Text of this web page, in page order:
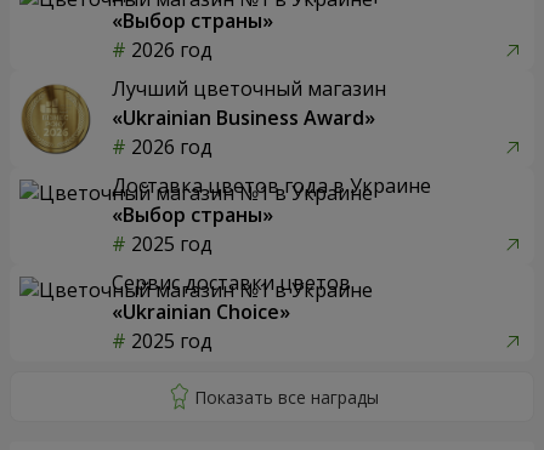
«Выбор страны»
2026 год
Лучший цветочный магазин
«Ukrainian Business Award»
2026 год
Доставка цветов года в Украине
«Выбор страны»
2025 год
Сервис доставки цветов
«Ukrainian Choice»
2025 год